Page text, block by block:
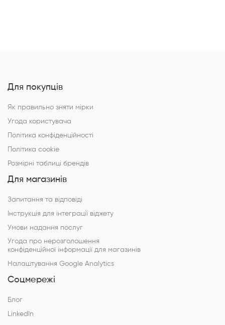
Для покупців
Як правильно зняти мірки
Угода користувача
Політика конфіденційності
Політика cookie
Розмірні таблиці брендів
Для магазинів
Запитання та відповіді
Інструкція для інтеграції віджету
Умови надання послуг
Угода про нерозголошення
конфіденційної інформації для магазинів
Налаштування Google Analytics
Соцмережі
Блог
LinkedIn